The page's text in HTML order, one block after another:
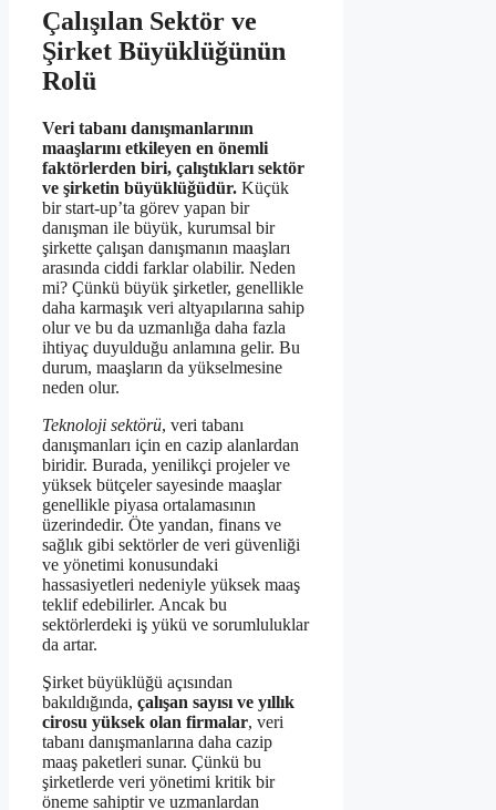
Çalışılan Sektör ve
Şirket Büyüklüğünün
Rolü
Veri tabanı danışmanlarının
maaşlarını etkileyen en önemli
faktörlerden biri, çalıştıkları sektör
ve şirketin büyüklüğüdür. Küçük
bir start-up’ta görev yapan bir
danışman ile büyük, kurumsal bir
şirkette çalışan danışmanın maaşları
arasında ciddi farklar olabilir. Neden
mi? Çünkü büyük şirketler, genellikle
daha karmaşık veri altyapılarına sahip
olur ve bu da uzmanlığa daha fazla
ihtiyaç duyulduğu anlamına gelir. Bu
durum, maaşların da yükselmesine
neden olur.
Teknoloji sektörü, veri tabanı
danışmanları için en cazip alanlardan
biridir. Burada, yenilikçi projeler ve
yüksek bütçeler sayesinde maaşlar
genellikle piyasa ortalamasının
üzerindedir. Öte yandan, finans ve
sağlık gibi sektörler de veri güvenliği
ve yönetimi konusundaki
hassasiyetleri nedeniyle yüksek maaş
teklif edebilirler. Ancak bu
sektörlerdeki iş yükü ve sorumluluklar
da artar.
Şirket büyüklüğü açısından
bakıldığında, çalışan sayısı ve yıllık
cirosu yüksek olan firmalar, veri
tabanı danışmanlarına daha cazip
maaş paketleri sunar. Çünkü bu
şirketlerde veri yönetimi kritik bir
öneme sahiptir ve uzmanlardan